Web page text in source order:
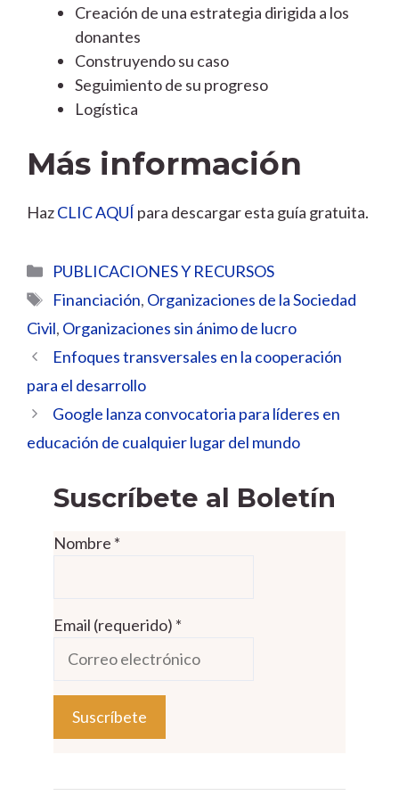
Creación de una estrategia dirigida a los
donantes
Construyendo su caso
Seguimiento de su progreso
Logística
Más información
HazCLIC AQUÍ para descargar esta guía gratuita.
Categorías
PUBLICACIONES Y RECURSOS
Etiquetas
Financiación, Organizaciones de la Sociedad
Civil, Organizaciones sin ánimo de lucro
Enfoques transversales en la cooperación
para el desarrollo
Google lanza convocatoria para líderes en
educación de cualquier lugar del mundo
Suscríbete al Boletín
Nombre *
Email (requerido) *
o